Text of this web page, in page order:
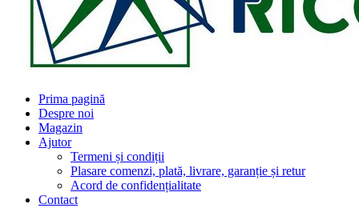
Prima pagină
Despre noi
Magazin
Ajutor
Termeni și condiții
Plasare comenzi, plată, livrare, garanție și retur
Acord de confidențialitate
Contact